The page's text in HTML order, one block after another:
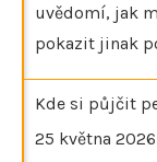
uvědomí, jak
pokazit jinak
Kde si půjčit
25 května 2026